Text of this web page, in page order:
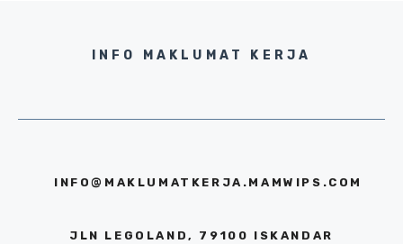
INFO MAKLUMAT KERJA
INFO@MAKLUMATKERJA.MAMWIPS.COM
JLN LEGOLAND, 79100 ISKANDAR